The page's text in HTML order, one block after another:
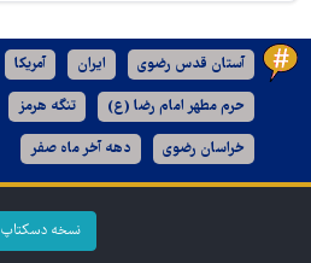
آستان قدس رضوی ایران آمریکا
حرم مطهر امام رضا (ع) تنگه هرمز
خراسان رضوی دهه آخر ماه صفر
نسخه دسکتاپ